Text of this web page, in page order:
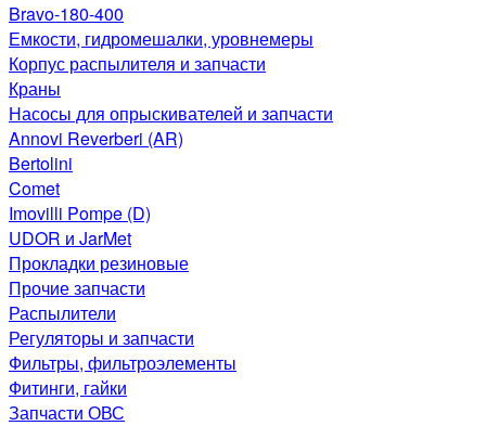
Bravo-180-400
Емкости, гидромешалки, уровнемеры
Корпус распылителя и запчасти
Краны
Насосы для опрыскивателей и запчасти
Annovi Reverberi (AR)
Bertolini
Comet
Imovilli Pompe (D)
UDOR и JarMet
Прокладки резиновые
Прочие запчасти
Распылители
Регуляторы и запчасти
Фильтры, фильтроэлементы
Фитинги, гайки
Запчасти ОВС